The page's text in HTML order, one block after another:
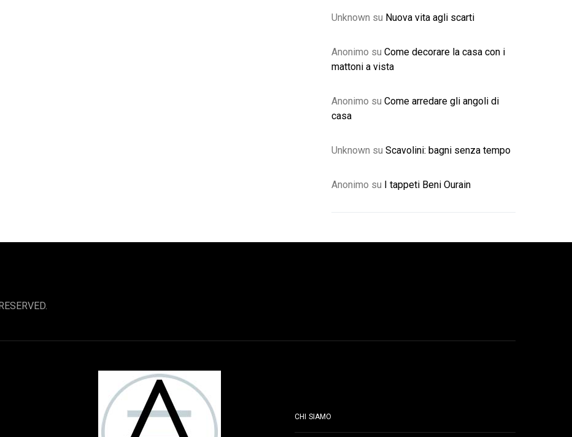
Unknown su Nuova vita agli scarti
Anonimo su Come decorare la casa con i
mattoni a vista
Anonimo su Come arredare gli angoli di
casa
Unknown su Scavolini: bagni senza tempo
Anonimo su I tappeti Beni Ourain
CHI SIAMO